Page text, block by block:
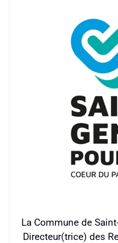
La Commune de
Directeur(trice) des